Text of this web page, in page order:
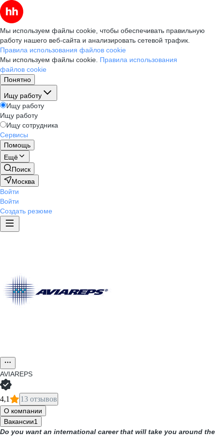
Мы используем файлы cookie, чтобы обеспечивать правильную
работу нашего веб-сайта и анализировать сетевой трафик.
Правила использования файлов cookie
Мы используем файлы cookie. Правила использования
файлов cookie
Понятно
Ищу работу
Ищу работу
Ищу работу
Ищу сотрудника
Сервисы
Помощь
Ещё
Поиск
Москва
Войти
Войти
Создать резюме
AVIAREPS
4,1 13 отзывов
О компании
Вакансии1
Do you want an international career that will take you around the